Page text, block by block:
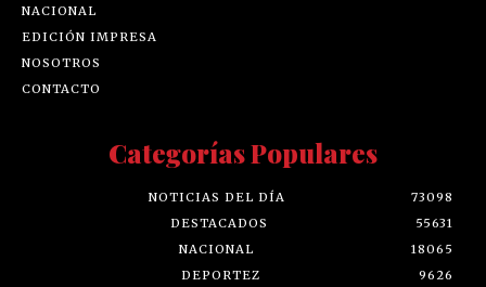
NACIONAL
EDICIÓN IMPRESA
NOSOTROS
CONTACTO
Categorías Populares
NOTICIAS DEL DÍA
73098
DESTACADOS
55631
NACIONAL
18065
DEPORTEZ
9626